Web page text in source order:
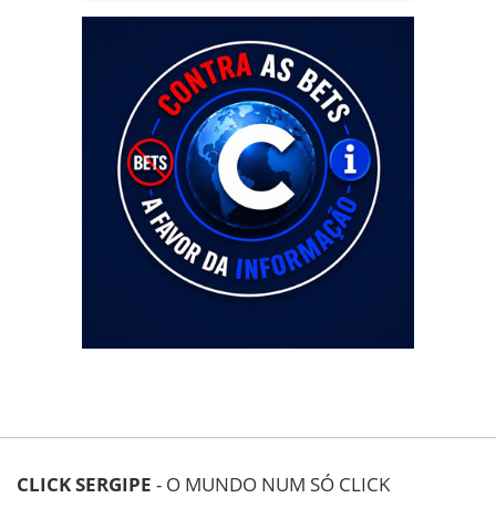
CLICK SERGIPE - O MUNDO NUM SÓ CLICK